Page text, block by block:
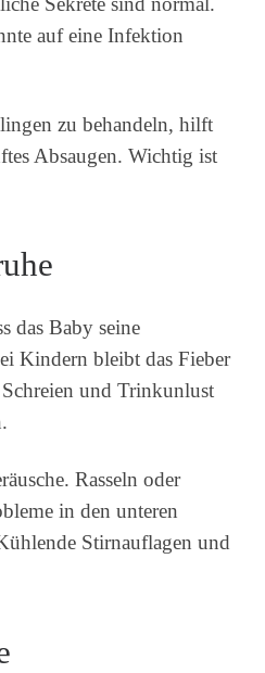
auf eine Infektion
zu behandeln, hilft
Absaugen. Wichtig ist
das Baby seine
Kindern bleibt das Fieber
und Trinkunlust
Rasseln oder
in den unteren
Stirnauflagen und